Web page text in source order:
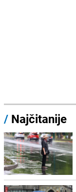
/ Najčitanije